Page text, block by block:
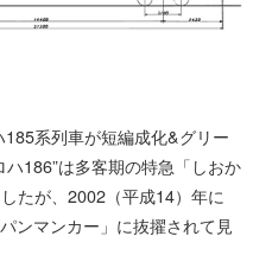
系列車が短編成化&グリー
186”は多客期の特急「しおか
たが、2002（平成14）年に
ンマンカー」に抜擢されて見